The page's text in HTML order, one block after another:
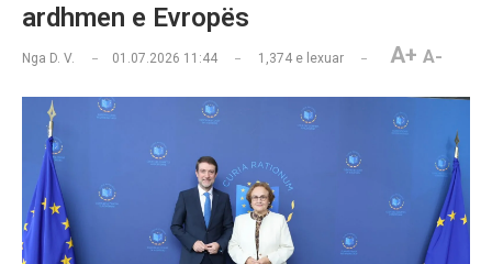
ardhmen e Evropës
Nga D. V. 01.07.2026 11:44 1,374 e lexuar A+ A-